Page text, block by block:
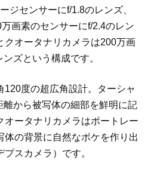
ジセンサーにf/1.8のレンズ、
画素のセンサーにf/2.4のレン
クオータナリカメラは200万画
ズという構成です。
120度の超広角設計。ターシャ
離から被写体の細部を鮮明に記
オータナリカメラはポートレー
体の背景に自然なボケを作り出
スカメラ）です。